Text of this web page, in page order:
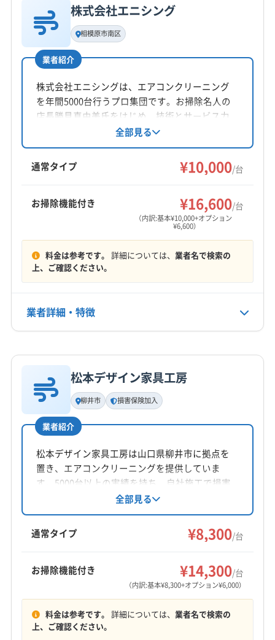
基本情報
代表者名
柳将樹
所在地
山口県防府市牟礼65-2
対応地域
下関市 下松市
山陽小野田市
周南市 長門市 萩市 美祢市
防府市
柳井市
阿武郡阿武町
熊毛郡上関町
定休日
不定休
080-8237-7320
株式会社エニシング
相模原市南区
業者紹介
株式会社エニシングは、エアコンクリーニング
を年間5000台行うプロ集団です。お掃除名人の
店長勝見真由美氏をはじめ、技術とサービス力
に自信を持つスタッフが、丁寧かつ迅速に対
応。土日祝日も対応可能で、防カビ・抗菌コー
ティングなどのオプションも充実しています。
東京都、山口県に対応しています。
全部見る
通常タイプ ¥10,000/台
お掃除機能付き ¥16,600/台
（内訳:基本¥10,000+オプション
¥6,600）
料金は参考です。 詳細については、 業者名で検索の
上、ご確認ください。
業者詳細・特徴
基本情報
代表者名
勝見真由美
所在地
神奈川県相模原市南区相模大野5-27-18 2 F
対応地域
下関市 下松市
山陽小野田市
周南市 長門市 萩市 美祢市
防府市
柳井市
阿武郡阿武町
熊毛郡上関町
(東京都) 江東区
(東京都) 荒川区
(東京都) 新宿区
(東京都) 杉並区
(東京都) 世田谷区
(東京都) 千代田区
(東京都) 台東区
(東京都) 大田区
(東京都) 中央区
(東京都) 中野区
(東京都) 板橋区
(東京都) 品川区
8:00〜20:00
定休日
松本デザイン家具工房
柳井市 損害保険加入
業者紹介
松本デザイン家具工房は山口県柳井市に拠点を
置き、エアコンクリーニングを提供していま
す。5000台以上の実績を持ち、自社施工で損害
保険にも加入済み。万が一の際も安心です。防
カビ・抗菌コーティングにも対応。8:30〜18:00
まで不定休で営業し、営業時間外の相談も可能
です。
全部見る
通常タイプ ¥8,300/台
お掃除機能付き ¥14,300/台
（内訳:基本¥8,300+オプション¥6,000）
料金は参考です。 詳細については、 業者名で検索の
上、ご確認ください。